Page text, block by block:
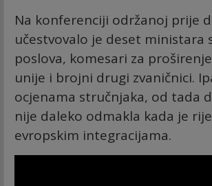
Na konferenciji održanoj prije
učestvovalo je deset ministara
poslova, komesari za
unije i brojni drugi zvaničnici.
ocjenama stručnjaka, od tada
nije daleko odmakla kada je
evropskim integracijama.